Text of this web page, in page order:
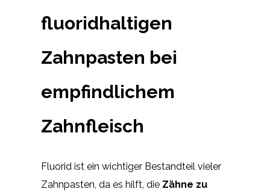
fluoridhaltigen
Zahnpasten bei
empfindlichem
Zahnfleisch
Fluorid ist ein wichtiger Bestandteil vieler
Zahnpasten, da es hilft, die Zähne zu